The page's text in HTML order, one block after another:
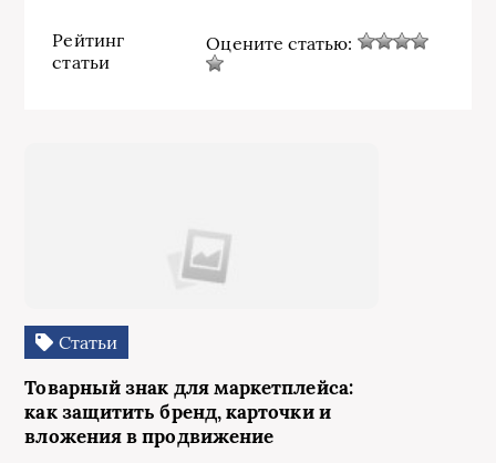
Рейтинг
статьи
Оцените статью:
Статьи
Товарный знак для маркетплейса:
как защитить бренд, карточки и
вложения в продвижение